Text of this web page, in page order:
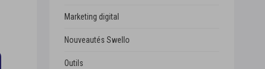
Marketing digital
Nouveautés Swello
Outils